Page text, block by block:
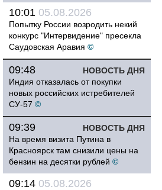
10:01 05.08.2026
Попытку России возродить некий
конкурс "Интервидение" пресекла
Саудовская Аравия ©
НОВОСТЬ ДНЯ
09:48
Индия отказалась от покупки
новых российских истребителей
СУ-57 ©
НОВОСТЬ ДНЯ
09:39
На время визита Путина в
Красноярск там снизили цены на
бензин на десятки рублей ©
09:14 05.08.2026